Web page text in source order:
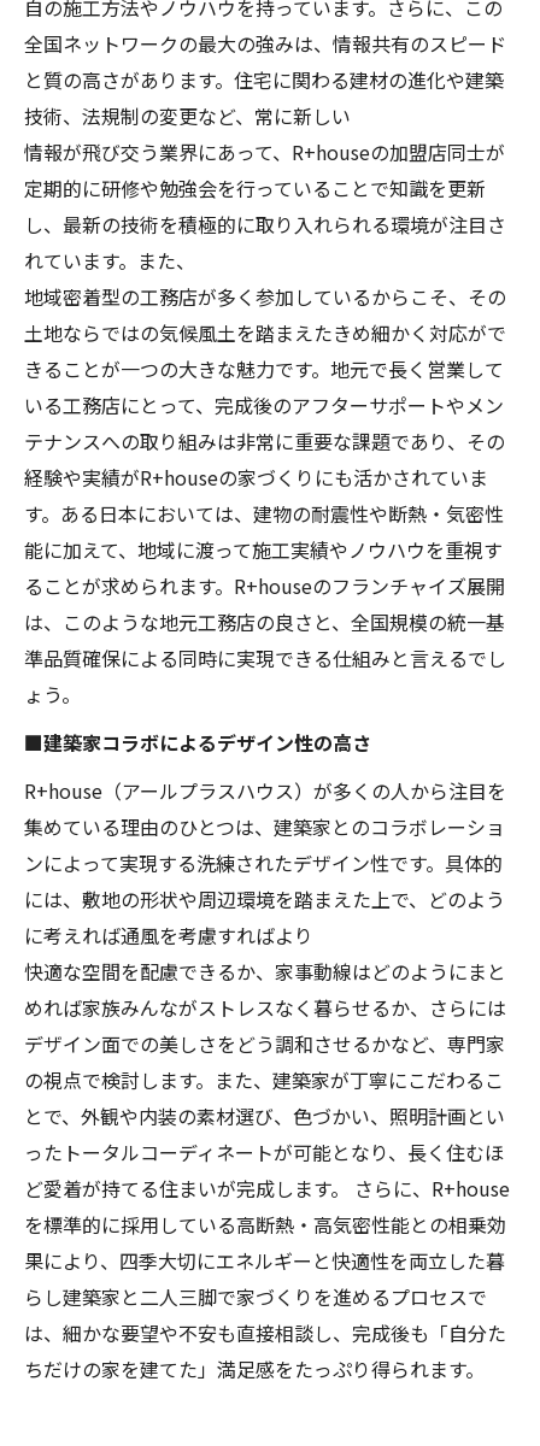
自の施工方法やノウハウを持っています。さらに、この
全国ネットワークの最大の強みは、情報共有のスピード
と質の高さがあります。住宅に関わる建材の進化や建築
技術、法規制の変更など、常に新しい
情報が飛び交う業界にあって、R+houseの加盟店同士が
定期的に研修や勉強会を行っていることで知識を更新
し、最新の技術を積極的に取り入れられる環境が注目さ
れています。また、
地域密着型の工務店が多く参加しているからこそ、その
土地ならではの気候風土を踏まえたきめ細かく対応がで
きることが一つの大きな魅力です。地元で長く営業して
いる工務店にとって、完成後のアフターサポートやメン
テナンスへの取り組みは非常に重要な課題であり、その
経験や実績がR+houseの家づくりにも活かされていま
す。ある日本においては、建物の耐震性や断熱・気密性
能に加えて、地域に渡って施工実績やノウハウを重視す
ることが求められます。R+houseのフランチャイズ展開
は、このような地元工務店の良さと、全国規模の統一基
準品質確保による同時に実現できる仕組みと言えるでし
ょう。
■建築家コラボによるデザイン性の高さ
R+house（アールプラスハウス）が多くの人から注目を
集めている理由のひとつは、建築家とのコラボレーショ
ンによって実現する洗練されたデザイン性です。具体的
には、敷地の形状や周辺環境を踏まえた上で、どのよう
に考えれば通風を考慮すればより
快適な空間を配慮できるか、家事動線はどのようにまと
めれば家族みんながストレスなく暮らせるか、さらには
デザイン面での美しさをどう調和させるかなど、専門家
の視点で検討します。また、建築家が丁寧にこだわるこ
とで、外観や内装の素材選び、色づかい、照明計画とい
ったトータルコーディネートが可能となり、長く住むほ
ど愛着が持てる住まいが完成します。 さらに、R+house
を標準的に採用している高断熱・高気密性能との相乗効
果により、四季大切にエネルギーと快適性を両立した暮
らし建築家と二人三脚で家づくりを進めるプロセスで
は、細かな要望や不安も直接相談し、完成後も「自分た
ちだけの家を建てた」満足感をたっぷり得られます。